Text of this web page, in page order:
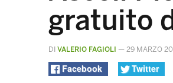
gratuito
DI VALERIO FAGIOLI — 29 MARZO
Facebook Twitter